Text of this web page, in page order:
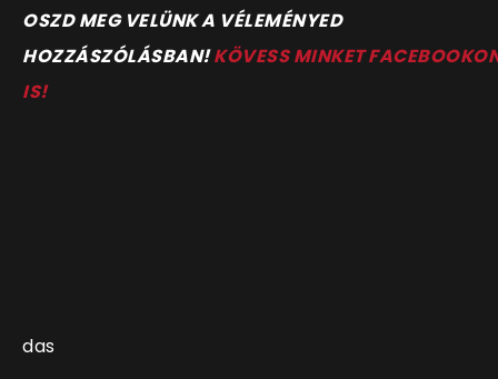
OSZD MEG VELÜNK A VÉLEMÉNYED
HOZZÁSZÓLÁSBAN!KÖVESS MINKET
IS!
das